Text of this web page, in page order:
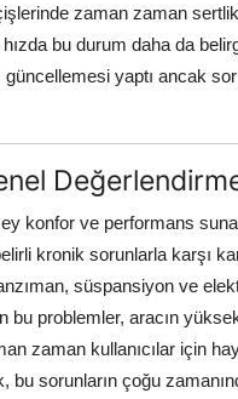
zaman zaman
bu durum daha da
güncellemesi yaptı ancak
konfor ve performans
kronik sorunlarla karşı
süspansiyon ve
bu problemler, aracın
zaman kullanıcılar için
bu sorunların çoğu